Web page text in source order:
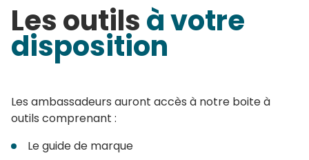
Les outilsà votre
disposition
Les ambassadeurs auront accès à notre boite à
outils comprenant :
Le guide de marque